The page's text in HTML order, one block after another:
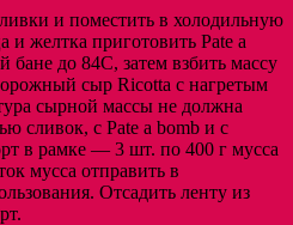
и поместить в холодильную
и желтка приготовить Pate a
бане до 84С, затем взбить массу
сыр Ricotta с нагретым
сырной массы не должна
сливок, с Pate a bomb и с
в рамке — 3 шт. по 400 г мусса
мусса отправить в
Отсадить ленту из